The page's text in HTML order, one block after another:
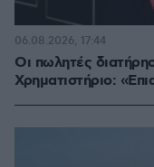
Οι πωλητές
Χρηματιστήριο:
06.08.2026, 17:44